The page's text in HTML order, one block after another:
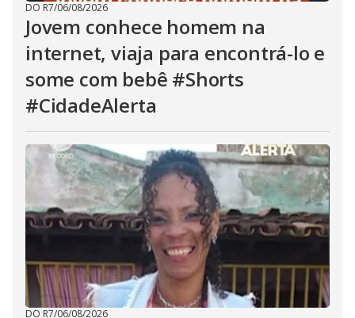
DO R7/06/08/2026
Jovem conhece homem na
internet, viaja para encontrá-lo e
some com bebê #Shorts
#CidadeAlerta
DO R7/06/08/2026